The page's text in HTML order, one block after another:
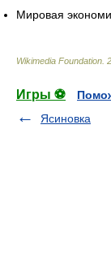
Мировая
Wikimedia Foundation
Игры ⚽
Ясиновка